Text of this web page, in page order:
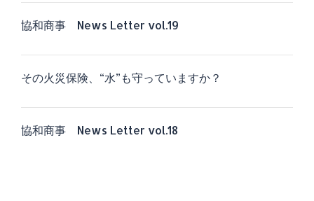
協和商事 News Letter vol.19
その火災保険、“水”も守っていますか？
協和商事 News Letter vol.18